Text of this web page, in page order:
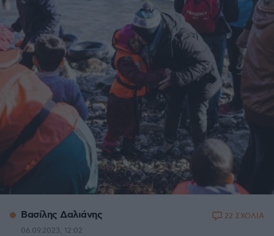
Βασίλης Δαλιάνης
06.09.2023, 12:02
22 ΣΧΟΛΙΑ